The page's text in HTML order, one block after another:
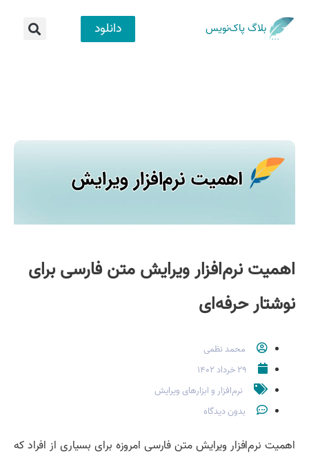
بلاگ پاک‌نویس دانلود
اهمیت نرم‌‌افزار ویرایش متن فارسی برای
نوشتار حرفه‌ای
محمد نظمی
۲۹ خرداد ۱۴۰۲
نرم‌افزار و ابزارهای ویرایش
بدون دیدگاه
اهمیت نرم‌‌افزار ویرایش متن فارسی امروزه برای بسیاری از افراد که